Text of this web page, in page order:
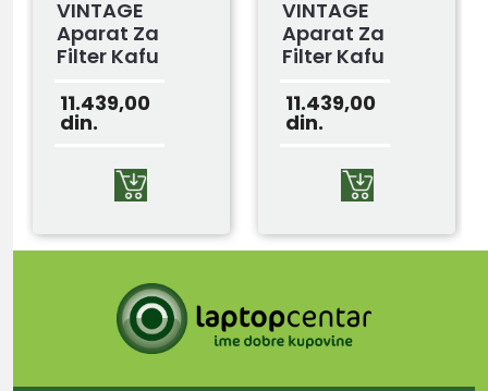
VINTAGE
Aparat Za
Filter Kafu
11.439,00
din.
VINTAGE
Aparat Za
Filter Kafu
11.439,00
din.